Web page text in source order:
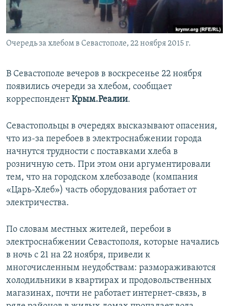
ПОБЕДИТЕЛЕЙ НЕ СУДЯТ?
КРЫМ.НЕПОКОРЕННЫЙ
ELIFBE
ПРИСОЕДИНЯЙТЕСЬ!
Все сайты RFE/RL
Очередь за хлебом в Севастополе, 22 ноября 2015 г.
В Севастополе вечеров в воскресенье 22 ноября
появились очереди за хлебом, сообщает
корреспондентКрым.Реалии.
Севастопольцы в очередях высказывают опасения,
что из-за перебоев в электроснабжении города
начнутся трудности с поставками хлеба в
розничную сеть. При этом они аргументировали
тем, что на городском хлебозаводе (компания
«Царь-Хлеб») часть оборудования работает от
электричества.
По словам местных жителей, перебои в
электроснабжении Севастополя, которые начались
в ночь с 21 на 22 ноября, привели к
многочисленным неудобствам: размораживаются
холодильники в квартирах и продовольственных
магазинах, почти не работает интернет-связь, в